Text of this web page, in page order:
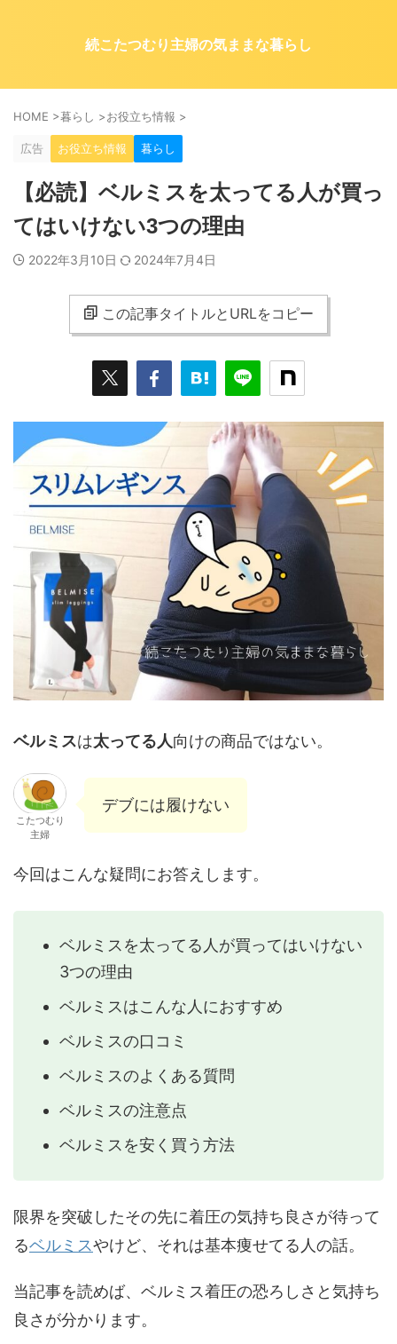
続こたつむり主婦の気ままな暮らし
HOME >暮らし >お役立ち情報 >
広告 お役立ち情報 暮らし
【必読】ベルミスを太ってる人が買っ
てはいけない3つの理由
2022年3月10日 2024年7月4日
この記事タイトルとURLをコピー
ベルミスは太ってる人向けの商品ではない。
こたつむり
主婦
デブには履けない
今回はこんな疑問にお答えします。
ベルミスを太ってる人が買ってはいけない
3つの理由
ベルミスはこんな人におすすめ
ベルミスの口コミ
ベルミスのよくある質問
ベルミスの注意点
ベルミスを安く買う方法
限界を突破したその先に着圧の気持ち良さが待って
るベルミスやけど、それは基本痩せてる人の話。
当記事を読めば、ベルミス着圧の恐ろしさと気持ち
良さが分かります。